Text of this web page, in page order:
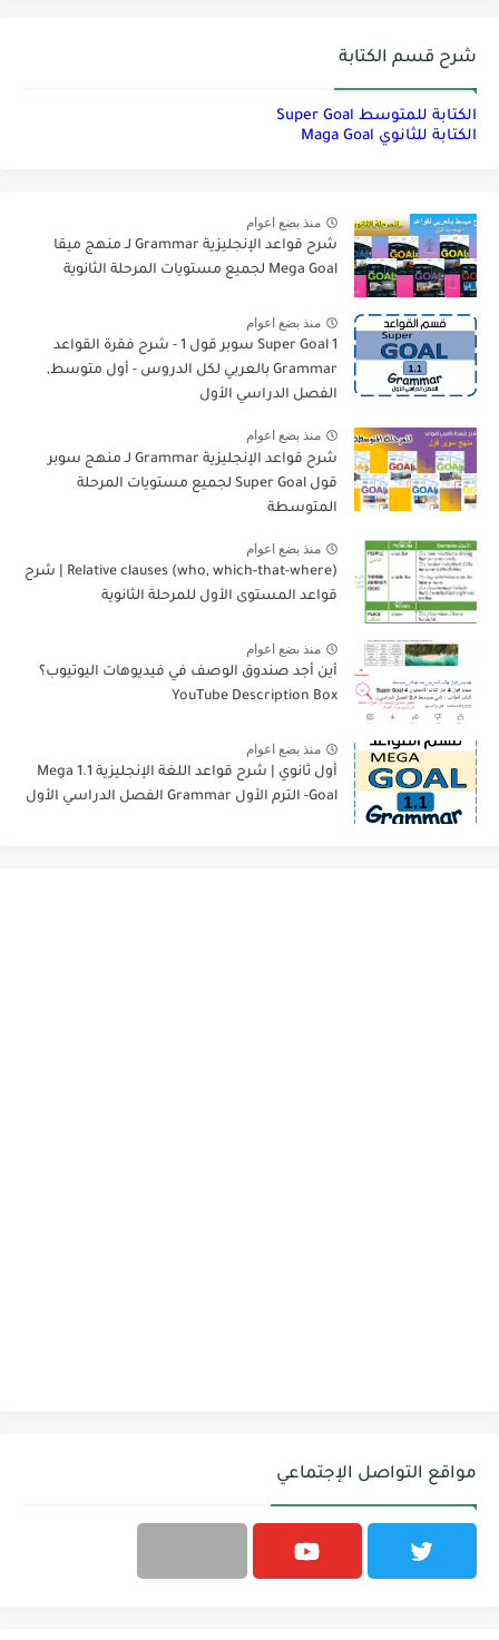
شرح قسم الكتابة
الكتابة للمتوسط Super Goal
الكتابة للثانوي Maga Goal
منذ بضع اعوام
شرح قواعد الإنجليزية Grammar لـ منهج ميقا
Mega Goal لجميع مستويات المرحلة الثانوية
منذ بضع اعوام
Super Goal 1 سوبر قول 1 - شرح فقرة القواعد
Grammar بالعربي لكل الدروس - أول متوسط,
الفصل الدراسي الأول
منذ بضع اعوام
شرح قواعد الإنجليزية Grammar لـ منهج سوبر
قول Super Goal لجميع مستويات المرحلة
المتوسطة
منذ بضع اعوام
Relative clauses (who, which-that-where) | شرح
قواعد المستوى الأول للمرحلة الثانوية
منذ بضع اعوام
أين أجد صندوق الوصف في فيديوهات اليوتيوب؟
YouTube Description Box
منذ بضع اعوام
أول ثانوي | شرح قواعد اللغة الإنجليزية 1.1 Mega
Goal- الترم الأول Grammar الفصل الدراسي الأول
مواقع التواصل الإجتماعي